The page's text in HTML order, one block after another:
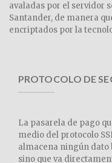
avaladas por el servidor
Santander, de manera
encriptados por la
PROTOCOLO DE
La pasarela de pago
medio del protocolo
almacena ningún dato
sino que va